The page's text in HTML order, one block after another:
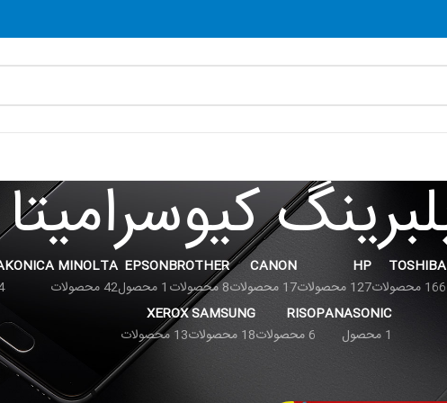
کیوسرامیتا
TOSHIBA
166 محصولات
HP
127 محصولات
CANON
17 محصولات
BROTHER
8 محصولات
EPSON
1 محصول
KONICA MINOLTA
42 محصولات
PANASONIC
1 محصول
RISO
6 محصولات
SAMSUNG
18 محصولات
XEROX
13 محصولات
12